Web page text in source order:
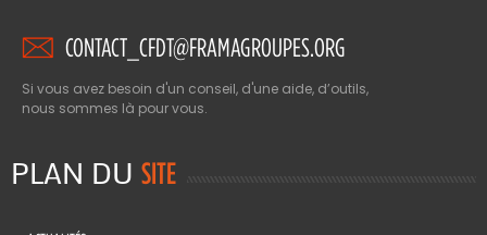
CONTACT_CFDT@FRAMAGROUPES.ORG
Si vous avez besoin d'un conseil, d'une aide, d’outils,
nous sommes là pour vous.
PLAN DU SITE